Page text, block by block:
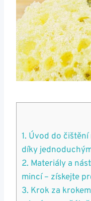
1. Úvod do
díky
2.⁤ Materiály a
mincí – získejte
3. Krok za